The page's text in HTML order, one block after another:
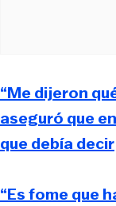
“Me dijeron
aseguró que
que debía decir
“Es fome que